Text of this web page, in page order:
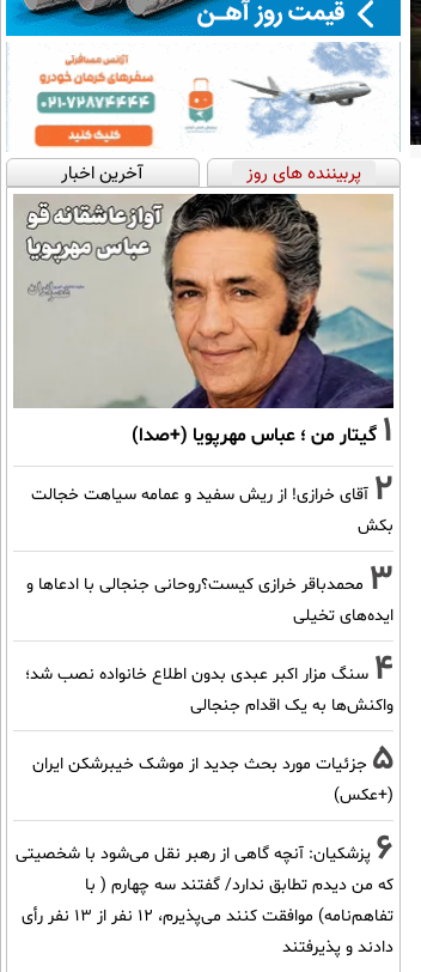
پربیننده های روز آخرین اخبار
1 گیتار من ؛ عباس مهرپویا (+صدا)
2 آقای خرازی! از ریش سفید و عمامه سیاهت خجالت
بکش
3 محمدباقر خرازی کیست؟روحانی جنجالی با ادعاها و
ایده‌های تخیلی
4 سنگ مزار اکبر عبدی بدون اطلاع خانواده نصب شد؛
واکنش‌ها به یک اقدام جنجالی
5 جزئیات مورد بحث جدید از موشک خیبرشکن ایران
(+عکس)
6 پزشکیان‌: آنچه گاهی از رهبر نقل می‌شود با شخصیتی
که من دیدم تطابق ندارد/ گفتند سه چهارم ( با
تفاهم‌نامه) موافقت کنند می‌پذیرم، 12 نفر از 13 نفر رأی
دادند و پذیرفتند